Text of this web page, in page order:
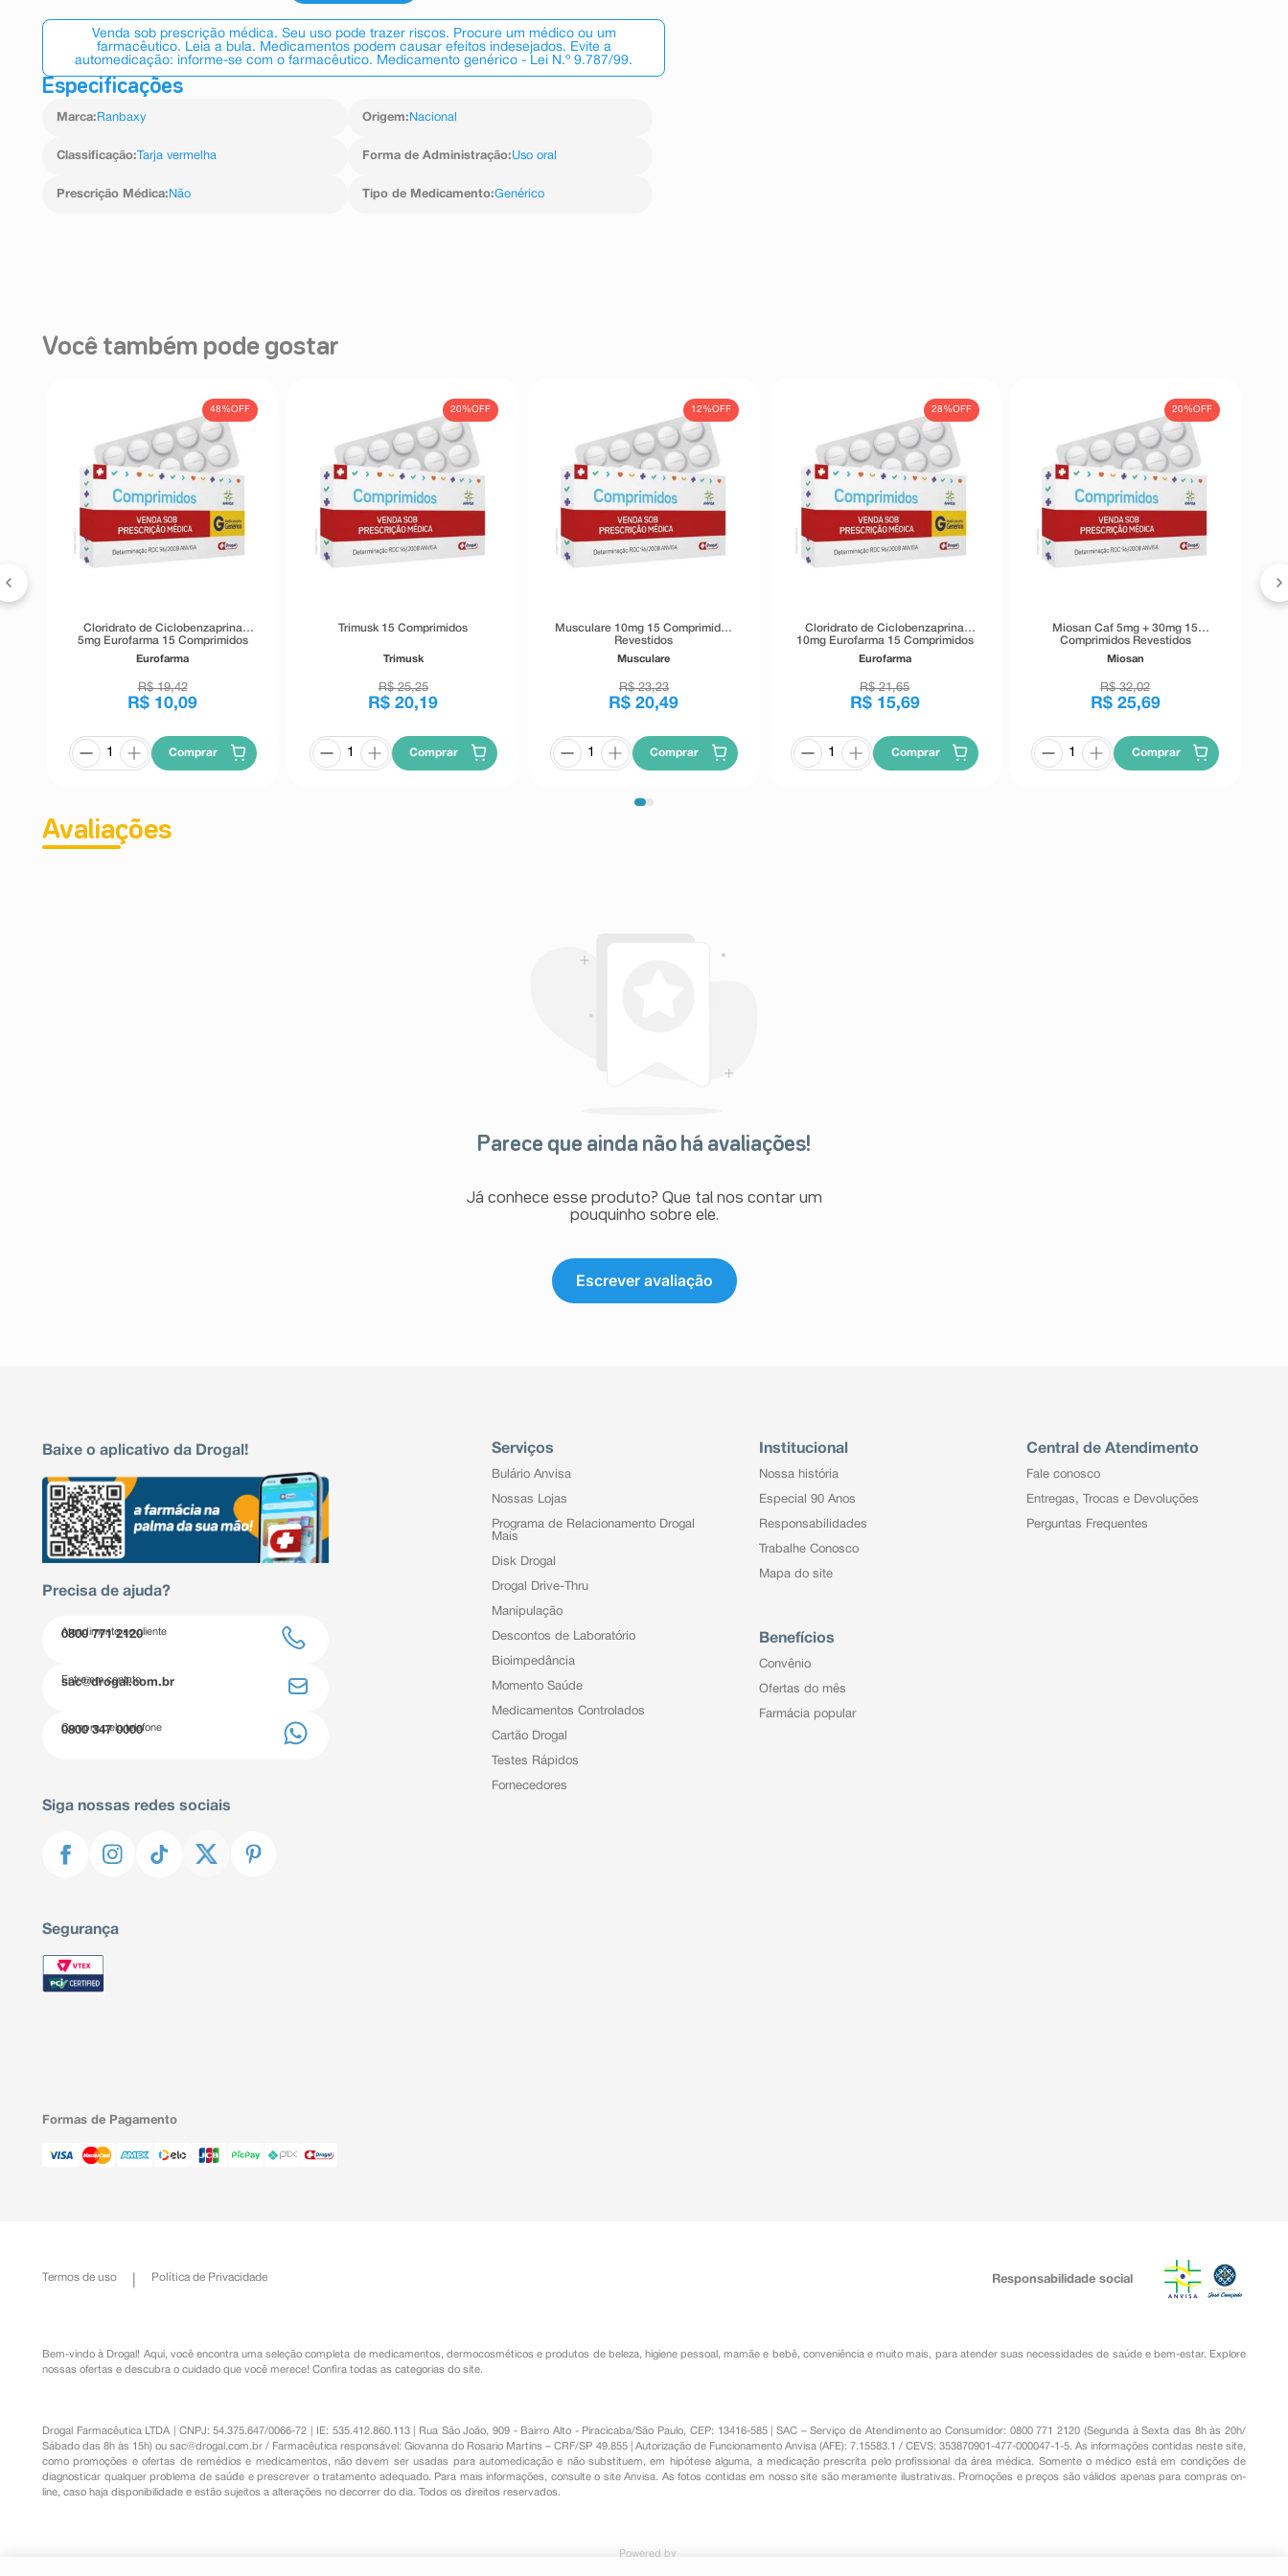
Venda sob prescrição médica. Seu uso pode trazer riscos. Procure um médico ou um
farmacêutico. Leia a bula. Medicamentos podem causar efeitos indesejados. Evite a
automedicação: informe-se com o farmacêutico. Medicamento genérico - Lei N.º 9.787/99.
Especificações
Marca: Ranbaxy Origem: Nacional
Classificação: Tarja vermelha Forma de Administração:Uso oral
Prescrição Médica: Não Tipo de Medicamento:Genérico
Você também pode gostar
48%OFF
Cloridrato de Ciclobenzaprina
5mg Eurofarma 15 Comprimidos
Revestidos
Eurofarma
R$ 19,42
R$ 10,09
Comprar
20%OFF
Trimusk 15 Comprimidos
Trimusk
R$ 25,25
R$ 20,19
Comprar
12%OFF
Musculare 10mg 15 Comprimidos
Revestidos
Musculare
R$ 23,23
R$ 20,49
Comprar
28%OFF
Cloridrato de Ciclobenzaprina
10mg Eurofarma 15 Comprimidos
Revestidos
Eurofarma
R$ 21,65
R$ 15,69
Comprar
20%OFF
Miosan Caf 5mg + 30mg 15
Comprimidos Revestidos
Miosan
R$ 32,02
R$ 25,69
Comprar
Avaliações
Parece que ainda não há avaliações!
Já conhece esse produto? Que tal nos contar um
pouquinho sobre ele.
Escrever avaliação
Baixe o aplicativo da Drogal!
Precisa de ajuda?
Atendimento ao cliente
0800 771 2120
Entre em contato
sac@drogal.com.br
Compre pelo telefone
0800 347 0000
Siga nossas redes sociais
Segurança
Serviços
Bulário Anvisa
Nossas Lojas
Programa de Relacionamento Drogal
Mais
Disk Drogal
Drogal Drive-Thru
Manipulação
Descontos de Laboratório
Bioimpedância
Momento Saúde
Medicamentos Controlados
Cartão Drogal
Testes Rápidos
Fornecedores
Institucional
Nossa história
Especial 90 Anos
Responsabilidades
Trabalhe Conosco
Mapa do site
Benefícios
Convênio
Ofertas do mês
Farmácia popular
Central de Atendimento
Fale conosco
Entregas, Trocas e Devoluções
Perguntas Frequentes
Formas de Pagamento
Termos de uso Política de Privacidade Responsabilidade social
Bem-vindo à Drogal! Aqui, você encontra uma seleção completa de medicamentos ,dermocosméticos e produtos de beleza, higiene pessoal ,mamãe e bebê, conveniênciae muito mais, para atender suas necessidades de saúde e bem-estar. Explore
nossas ofertas e descubra o cuidado que você merece! Confira todas as categorias do site.
Drogal Farmacêutica LTDA | CNPJ: 54.375.647/0066-72 | IE: 535.412.860.113 | Rua São João, 909 - Bairro Alto - Piracicaba/São Paulo, CEP: 13416-585 | SAC – Serviço de Atendimento ao Consumidor: 0800 771 2120 (Segunda à Sexta das 8h às 20h/
Sábado das 8h às 15h) ousac@drogal.com.br / Farmacêutica responsável: Giovanna do Rosario Martins – CRF/SP 49.855 | Autorização de Funcionamento Anvisa (AFE): 7.15583.1 / CEVS: 353870901-477-000047-1-5. As informações contidas neste site,
como promoções e ofertas de remédios e medicamentos, não devem ser usadas para automedicação e não substituem, em hipótese alguma, a medicação prescrita pelo profissional da área médica. Somente o médico está em condições de
diagnosticar qualquer problema de saúde e prescrever o tratamento adequado. Para mais informações, consulte o site Anvisa. As fotos contidas em nosso site são meramente ilustrativas. Promoções e preços são válidos apenas para compras on-
line, caso haja disponibilidade e estão sujeitos a alterações no decorrer do dia. Todos os direitos reservados.
Powered by